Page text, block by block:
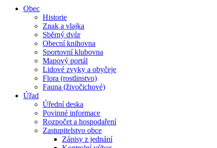
Obec
Historie
Znak a vlajka
Sběrný dvůr
Obecní knihovna
Sportovní klubovna
Mapový portál
Lidové zvyky a obyčeje
Flora (rostlinstvo)
Fauna (živočichové)
Úřad
Úřední deska
Povinné informace
Rozpočet a hospodaření
Zastupitelstvo obce
Zápisy z jednání